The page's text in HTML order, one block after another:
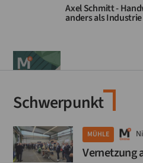
Axel Schmitt -
anders als Industrie
Schwerpunkt
MÜHLE
Vernetzung